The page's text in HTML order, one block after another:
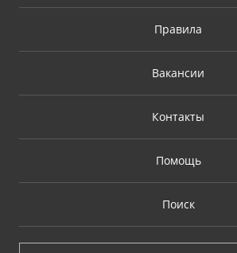
Правила
Вакансии
Контакты
Помощь
Поиск